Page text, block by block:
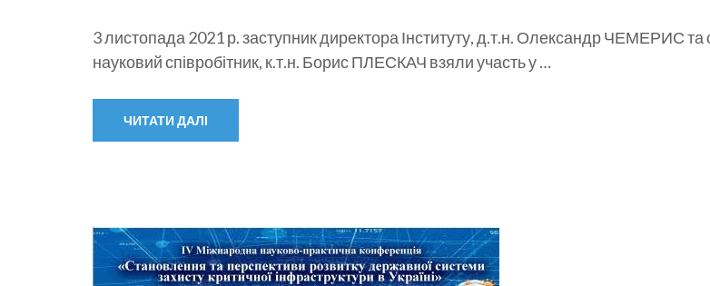
3 листопада 2021 р. заступник директора Інституту, д.т.н. Олександр ЧЕМЕРИС та
науковий співробітник, к.т.н. Борис ПЛЕСКАЧ взяли участь у …
ЧИТАТИ ДАЛІ